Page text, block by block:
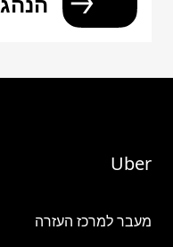
Uber
מעבר למרכז העזרה